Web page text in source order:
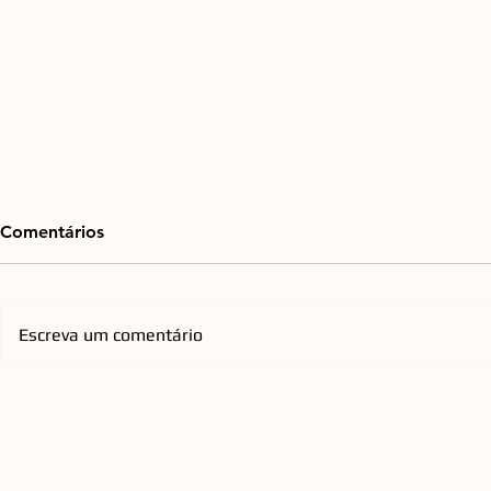
Comentários
Escreva um comentário